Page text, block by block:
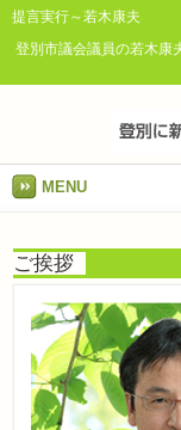
提言実行～若木康夫
登別市議会議員の若木康
MENU
ご挨拶